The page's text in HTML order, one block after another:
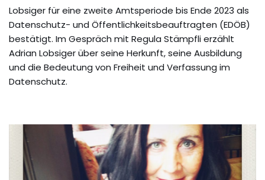
Lobsiger für eine zweite Amtsperiode bis Ende 2023 als
Datenschutz- und Öffentlichkeitsbeauftragten (EDÖB)
bestätigt. Im Gespräch mit Regula Stämpfli erzählt
Adrian Lobsiger über seine Herkunft, seine Ausbildung
und die Bedeutung von Freiheit und Verfassung im
Datenschutz.